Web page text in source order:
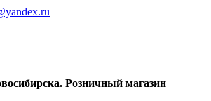
Розничный магазин